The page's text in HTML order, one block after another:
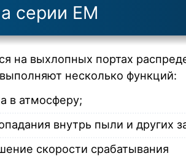
серии EM
на выхлопных портах
несколько функций:
в атмосферу;
внутрь пыли и других
скорости срабатывания